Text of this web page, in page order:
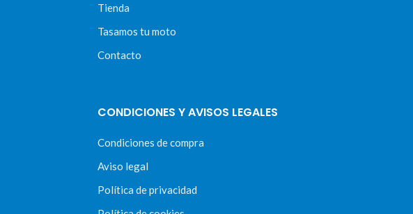
Tienda
Tasamos tu moto
Contacto
CONDICIONES Y AVISOS LEGALES
Condiciones de compra
Aviso legal
Política de privacidad